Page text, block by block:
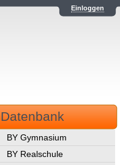
Einloggen
Datenbank
BY Gymnasium
BY Realschule